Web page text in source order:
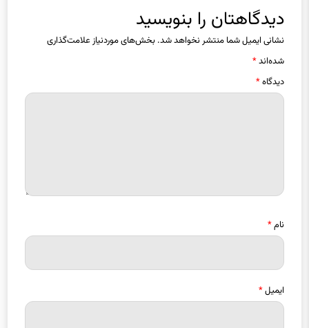
دیدگاهتان را بنویسید
نشانی ایمیل شما منتشر نخواهد شد. بخش‌های موردنیاز علامت‌گذاری
شده‌اند*
دیدگاه*
نام*
ایمیل*